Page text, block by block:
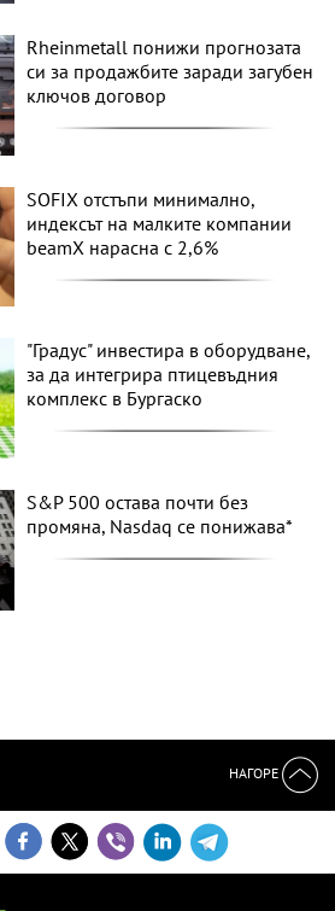
Rheinmetall понижи прогнозата
си за продажбите заради загубен
ключов договор
SOFIX отстъпи минимално,
индексът на малките компании
beamX нарасна с 2,6%
"Градус" инвестира в оборудване,
за да интегрира птицевъдния
комплекс в Бургаско
S&P 500 остава почти без
промяна, Nasdaq се понижава*
НАГОРЕ